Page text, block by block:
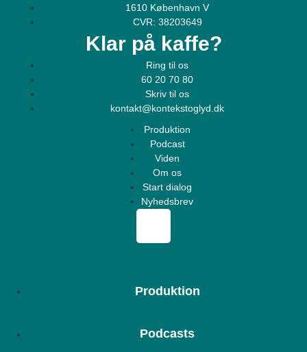
1610 København V
CVR: 38203649
Klar på kaffe?
Ring til os
60 20 70 80
Skriv til os
kontakt@kontekstoglyd.dk
Produktion
Podcast
Viden
Om os
Start dialog
Nyhedsbrev
Produktion
Podcasts